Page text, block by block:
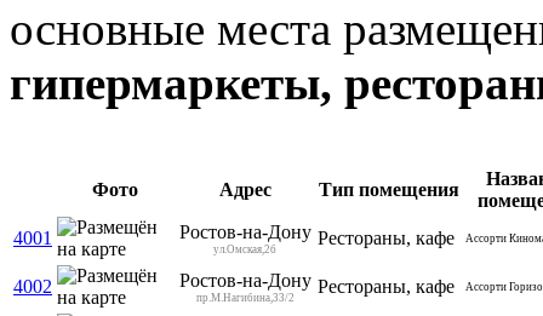
основные места
гипермаркеты,
Фото Адрес Тип помещения
4001
Ростов-на-Дону
ул.Омская,2б
Рестораны, кафе Ассорти
4002 Ростов-на-Дону
пр.М.Нагибина,33/2
Рестораны, кафе Ассорти